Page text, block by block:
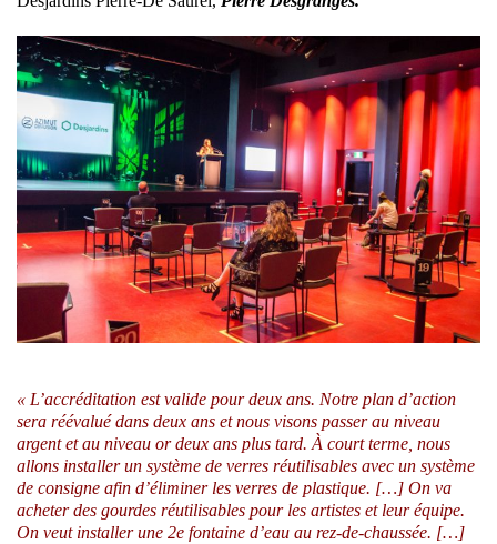
« L’accréditation est valide pour deux ans. Notre plan d’action
sera réévalué dans deux ans et nous visons passer au niveau
argent et au niveau or deux ans plus tard. À court terme, nous
allons installer un système de verres réutilisables avec un système
de consigne afin d’éliminer les verres de plastique. […] On va
acheter des gourdes réutilisables pour les artistes et leur équipe.
On veut installer une 2e fontaine d’eau au rez-de-chaussée. […]